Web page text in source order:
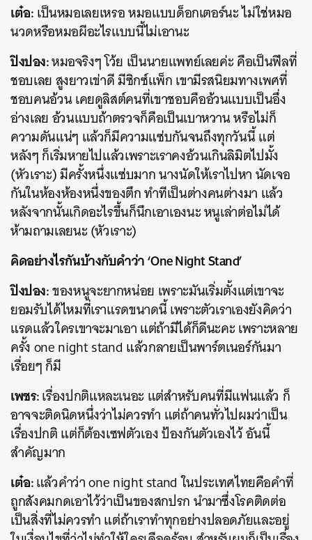
เต๋อ:เป็นหมอเลยเหรอ หมอแบบด็อกเตอร์นะ ไม่ใช่หมอ
นวดหรือหมอผีอะไรแบบนี้ไม่เอานะ
ปิงปอง:หมอจริงๆ โว้ย เป็นนายแพทย์เลยค่ะ คือเป็นฟีลที่
ชอบเลย สูงยาวเข่าดี มีซิกซ์แพ็ก เขามีรสนิยมทางเพศที่
ชอบคนอ้วน เคยดูลิสต์คนที่เขาชอบคืออ้วนแบบเป็นอึ่ง
อ่างเลย อ้วนแบบถ้าตรวจก็คือเป็นเบาหวาน หรือไม่ก็
ความดันแน่ๆ แล้วก็มีความแซ่บกันจนถึงทุกวันนี้ แต่
หลังๆ ก็เริ่มหายไปแล้วเพราะเราคงอ้วนเกินลิมิตไปมั้ง
(หัวเราะ) มีครั้งหนึ่งแซ่บมาก นางนัดให้เราไปหา นัดเจอ
กันในห้องห้องหนึ่งของตึก ทำทีเป็นต่างคนต่างมา แล้ว
หลังจากนั้นเกิดอะไรขึ้นก็นึกเอาเองนะ หนูเล่าต่อไม่ได้
ห้ามถามเลยนะ (หัวเราะ)
คิดอย่างไรกันบ้างกับคำว่า ‘One Night Stand’
ปิงปอง:ของหนูจะยากหน่อย เพราะมันเริ่มตั้งแต่เขาจะ
ยอมรับได้ไหมที่เราแรดขนาดนี้ เพราะตัวเราเองยังคิดว่า
แรดแล้วใครเขาจะมาเอา แต่ถ้ามีได้ก็ดีนะคะ เพราะหลาย
ครั้ง one night stand แล้วกลายเป็นพาร์ตเนอร์กันมา
เรื่อยๆ ก็มี
เพชร:เรื่องปกติแหละเนอะ แต่สำหรับคนที่มีแฟนแล้ว ก็
อาจจะติดนิดหนึ่งว่าไม่ควรทำ แต่ถ้าคนทั่วไปผมว่าเป็น
เรื่องปกติ แต่ก็ต้องเซฟตัวเอง ป้องกันตัวเองไว้ อันนี้
สำคัญมาก
เต๋อ:แล้วคำว่า one night stand ในประเทศไทยคือคำที่
ถูกสังคมกดเอาไว้ว่าเป็นของสกปรก นำมาซึ่งโรคติดต่อ
เป็นสิ่งที่ไม่ควรทำ แต่ถ้าเราทำทุกอย่างปลอดภัยและอยู่